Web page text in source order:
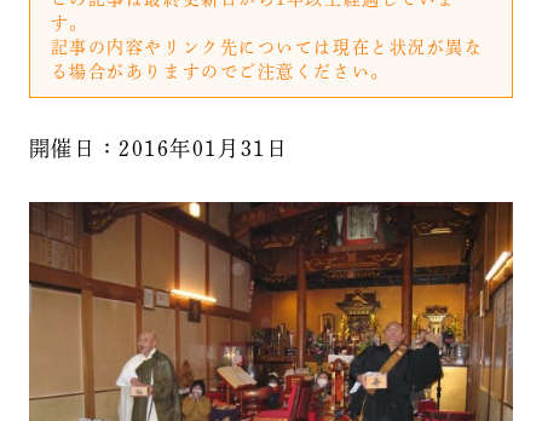
す。
記事の内容やリンク先については現在と状況が異な
る場合がありますのでご注意ください。
開催日：2016年01月31日